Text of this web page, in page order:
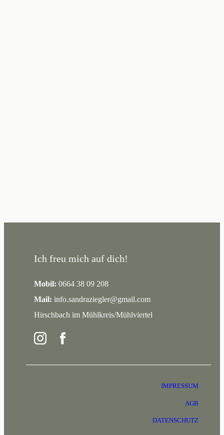
Ich freu mich auf dich!
IMPRESSUM
Mobil: 0664 38 09 208
Mail: info.sandraziegler@gmail.com
Hirschbach im Mühlkreis/Mühlviertel
AGB
DATENSCHUTZ